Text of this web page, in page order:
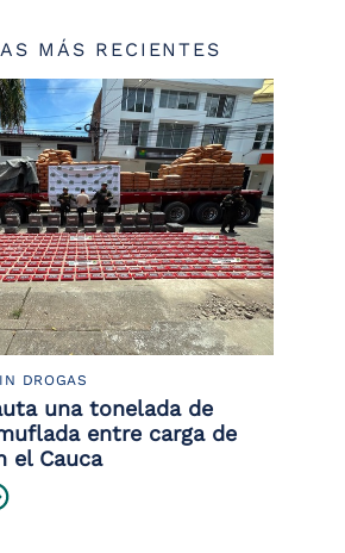
MÁS RECIENTES
DROGAS
una tonelada de
entre carga de
el Cauca